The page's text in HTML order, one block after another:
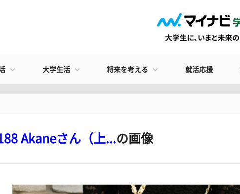
大学生活 将来を考える 就活応援
Akaneさん（上...の画像